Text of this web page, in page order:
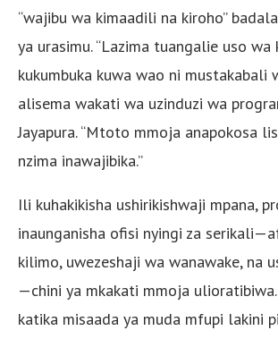
“wajibu wa kimaadili na kiroho”
ya urasimu. “Lazima tuangalie uso
kukumbuka kuwa wao ni mustakabali
alisema wakati wa uzinduzi wa
Jayapura. “Mtoto mmoja anapokosa
nzima inawajibika.”
Ili kuhakikisha ushirikishwaji mpana,
inaunganisha ofisi nyingi za
kilimo, uwezeshaji wa wanawake, na
—chini ya mkakati mmoja
katika misaada ya muda mfupi lakini